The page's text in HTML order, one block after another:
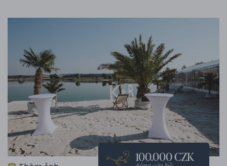
100.000 CZK